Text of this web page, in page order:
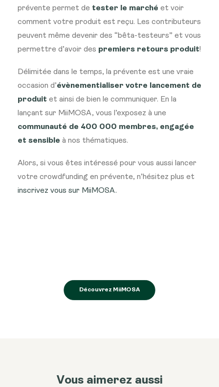
prévente permet de tester le marché et voir
comment votre produit est reçu. Les contributeurs
peuvent même devenir des “bêta-testeurs” et vous
permettre d’avoir des premiers retours produit!
Délimitée dans le temps, la prévente est une vraie
occasion d’évènementialiser votre lancement de
produit et ainsi de bien le communiquer. En la
lançant sur MiiMOSA, vous l’exposez à une
communauté de 400 000 membres, engagée
et sensible à nos thématiques.
Alors, si vous êtes intéressé pour vous aussi lancer
votre crowdfunding en prévente, n’hésitez plus et
inscrivez vous sur MiiMOSA.
Découvrez MiiMOSA
Vous aimerez aussi